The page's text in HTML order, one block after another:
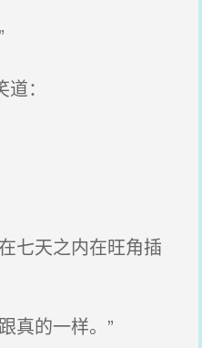
：
七天之内在旺角插
真的一样。”